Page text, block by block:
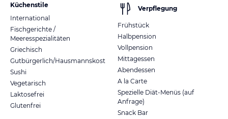
Küchenstile
International
Fischgerichte /
Meeresspezialitäten
Griechisch
Gutbürgerlich/Hausmannskost
Sushi
Vegetarisch
Laktosefrei
Glutenfrei
Verpflegung
Frühstück
Halbpension
Vollpension
Mittagessen
Abendessen
A la Carte
Spezielle Diät-Menüs (auf
Anfrage)
Snack Bar